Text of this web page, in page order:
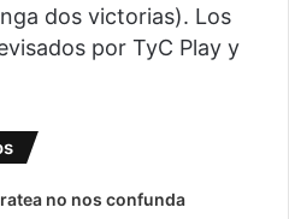
dos victorias). Los
por TyC Play y
no nos confunda